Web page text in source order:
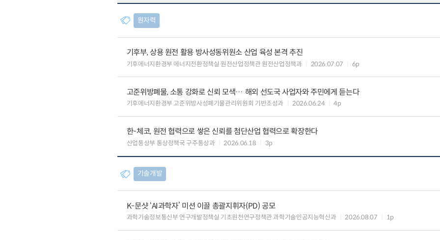
원자력
기후부, 상용 원전 활용 방사성동위원소 산업 육성 본격 추진
기후에너지환경부 에너지전환정책실 원전산업정책관 원전산업정책과 2026.07.07 6p
고준위방폐물, 소통 강화로 신뢰 모색… 해외 선도국 사업자와 주민에게 듣는다
기후에너지환경부 고준위방사성폐기물관리위원회 기반조성과 2026.06.24 4p
한-체코, 원전 협력으로 쌓은 신뢰를 첨단산업 협력으로 확장한다
산업통상부 통상정책국 구주통상과 2026.06.18 3p
기술개발
K-문샷 ‘AI과학자’ 미션 이끌 총괄지휘자(PD) 공모
과학기술정보통신부 연구개발정책실 기초원천연구정책관 과학기술인공지능혁신과 2026.08.07 1p